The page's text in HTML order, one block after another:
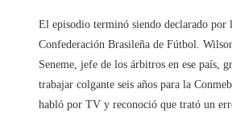
El episodio terminó siendo declarado por
Confederación Brasileña de Fútbol.
Seneme, jefe de los árbitros en ese país,
trabajar colgante seis años para la
habló por TV y reconoció que trató un